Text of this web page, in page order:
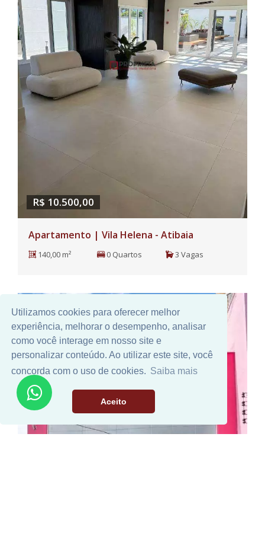
Utilizamos cookies para oferecer melhor
experiência, melhorar o desempenho, analisar
como você interage em nosso site e
personalizar conteúdo. Ao utilizar este site, você
concorda com o uso de cookies. Saiba mais
Aceito
R$ 10.500,00
Apartamento | Vila Helena - Atibaia
140,00 m² 0 Quartos 3 Vagas
ALUGUEL
SALÃO